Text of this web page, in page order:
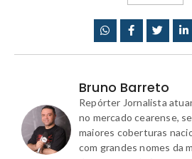
Bruno Barreto
Repórter Jornalista
no mercado cearense,
maiores coberturas
com grandes nomes da